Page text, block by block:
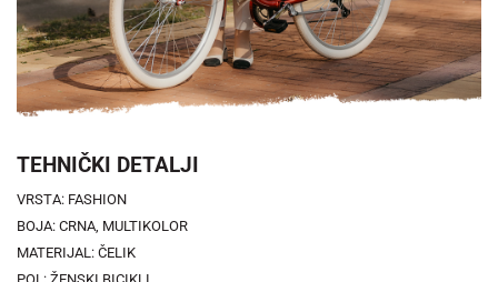
TEHNIČKI DETALJI
VRSTA: FASHION
BOJA: CRNA, MULTIKOLOR
MATERIJAL: ČELIK